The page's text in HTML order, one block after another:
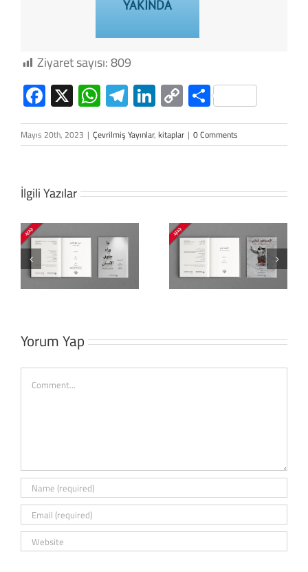
YAKINDA
Ziyaret sayısı:809
Facebook
X WhatsApp
Telegram
LinkedIn
Copy
Link
Share
Mayıs 20th, 2023 | Çevrilmiş Yayınlar,kitaplar | 0 Comments
İlgili Yazılar
Çıplak İmparator:
Ulus Devletin
Kaçınılmaz
Roma, Pers ve
Pompey’den
(Roma Komutanı
Pompeius) Hz.
Muhammed’e
Şekillenmesi
Yorum Yap
Comment